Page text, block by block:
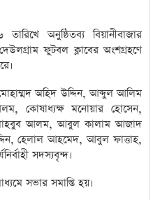
অনুষ্ঠিতব্য বিয়ানীবাজার
ফুটবল ক্লাবের অংশগ্রহণে
অহিদ উদ্দিন, আব্দুল আলিম
কোষাধ্যক্ষ মনোয়ার হোসেন,
আলম, আবুল কালাম আজাদ
হেলাল আহমেদ, আবুল ফাত্তাহ,
সদস্যবৃন্দ।
সভার সমাপ্তি হয়।